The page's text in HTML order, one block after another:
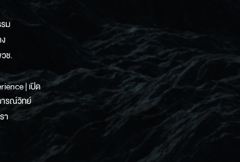
ม
ช.
| เปิด
ารณ์วิทย์
า